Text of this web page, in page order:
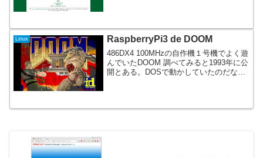
Linux RaspberryPi3 de DOOM
486DX4 100MHzの自作機１号機でよく遊
んでいたDOOM 調べてみると1993年に公
開とある。DOSで動かしていたのだな